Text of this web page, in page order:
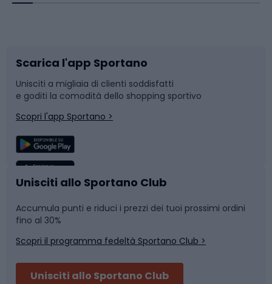
Bushcraft
Corsa
Sport di squadra
Caschi da ciclismo
Skitouring
Slitte e slittini
Snowboard
Camminata nordica
Nuoto
Pattinaggio
Scarica l'app Sportano
Unisciti a migliaia di clienti soddisfatti
e goditi la comodità dello shopping sportivo
Scopri l'app Sportano >
Unisciti allo Sportano Club
Accumula punti e riduci i prezzi dei tuoi prossimi ordini
fino al 30%
Scopri il programma fedeltà Sportano Club >
Unisciti allo Sportano Club